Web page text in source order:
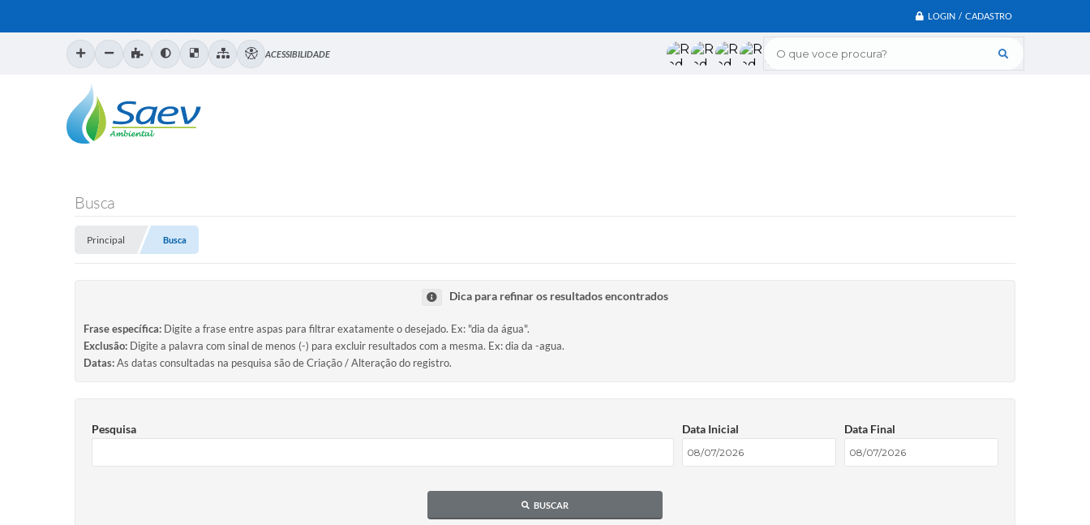
LOGIN / CADASTRO
ACESSIBILIDADE
O que voce procura?
Busca
Principal Busca
Dica para refinar os resultados encontrados
Frase específica: Digite a frase entre aspas para filtrar exatamente o desejado. Ex: "dia da água".
Exclusão: Digite a palavra com sinal de menos (-) para excluir resultados com a mesma. Ex: dia da -agua.
Datas:As datas consultadas na pesquisa são de Criação / Alteração do registro.
Pesquisa Data Inicial Data Final
BUSCAR